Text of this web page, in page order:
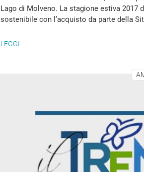
Lago di Molveno. La stagione estiva 2017
sostenibile con l’acquisto da parte della
LEGGI